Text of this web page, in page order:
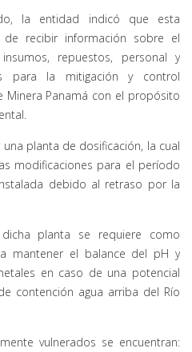
la entidad indicó que esta
recibir información sobre el
repuestos, personal y
para la mitigación y control
Panamá con el propósito
planta de dosificación, la cual
modificaciones para el período
debido al retraso por la
planta se requiere como
mantener el balance del pH y
en caso de una potencial
contención agua arriba del Río
vulnerados se encuentran: